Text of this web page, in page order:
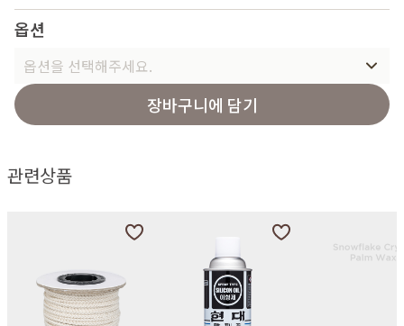
옵션
옵션을 선택해주세요.
장바구니에 담기
관련상품